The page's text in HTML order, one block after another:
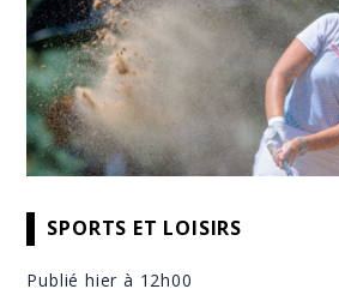
SPORTS ET LOISIRS
Publié hier à 12h00